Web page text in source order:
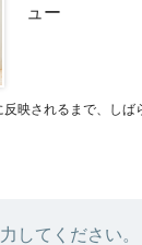
ュー
映されるまで、しば
してください。